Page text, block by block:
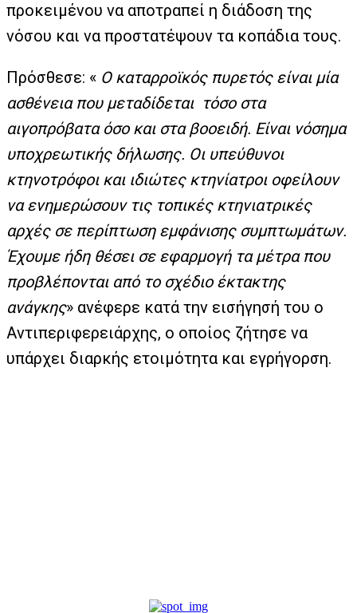
προκειμένου να αποτραπεί η διάδοση της
νόσου και να προστατέψουν τα κοπάδια τους.
Πρόσθεσε: « Ο καταρροϊκός πυρετός είναι μία
ασθένεια που μεταδίδεται τόσο στα
αιγοπρόβατα όσο και στα βοοειδή. Είναι νόσημα
υποχρεωτικής δήλωσης. Οι υπεύθυνοι
κτηνοτρόφοι και ιδιώτες κτηνίατροι οφείλουν
να ενημερώσουν τις τοπικές κτηνιατρικές
αρχές σε περίπτωση εμφάνισης συμπτωμάτων.
Έχουμε ήδη θέσει σε εφαρμογή τα μέτρα που
προβλέπονται από το σχέδιο έκτακτης
ανάγκης» ανέφερε κατά την εισήγησή του ο
Αντιπεριφερειάρχης, ο οποίος ζήτησε να
υπάρχει διαρκής ετοιμότητα και εγρήγορση.